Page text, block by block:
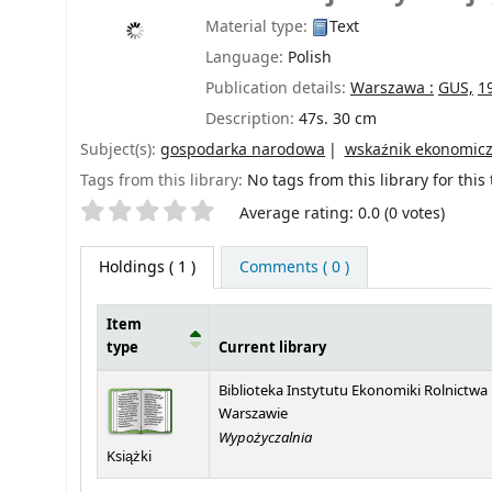
Material type:
Text
Language: Polish
Publication details: Warszawa : GUS,
Description: 47s. 30 cm
Subject(s): gospodarka narodowa
wskaźnik
Tags from this library: No tags from this library for this
Star ratings Average rating: 0.0 (0 votes)
Holdings ( 1 ) Comments ( 0 )
Item
type
Current library
Książki
Biblioteka Instytutu Ekonomiki
Warszawie
Wypożyczalnia